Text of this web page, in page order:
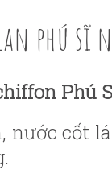
phú sĩ
Phú
nước cốt